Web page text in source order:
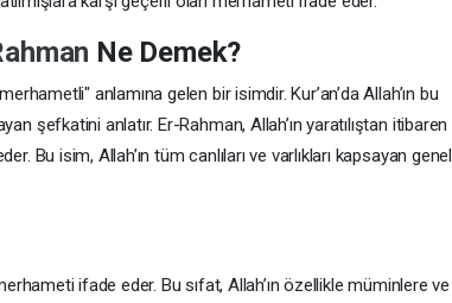
Ne Demek?
anlamına gelen bir isimdir. Kur’an’da Allah’ın bu
şefkatini anlatır. Er-Rahman, Allah’ın yaratılıştan itibaren
Bu isim, Allah’ın tüm canlıları ve varlıkları kapsayan genel